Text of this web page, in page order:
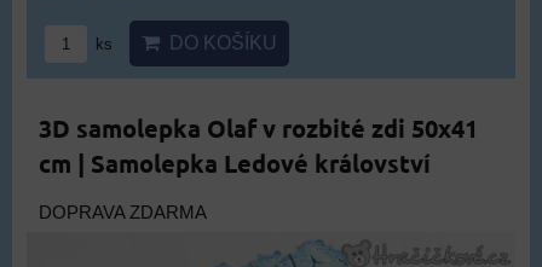
ks DO KOŠÍKU
3D samolepka Olaf v rozbité zdi 50x41
cm | Samolepka Ledové království
DOPRAVA ZDARMA